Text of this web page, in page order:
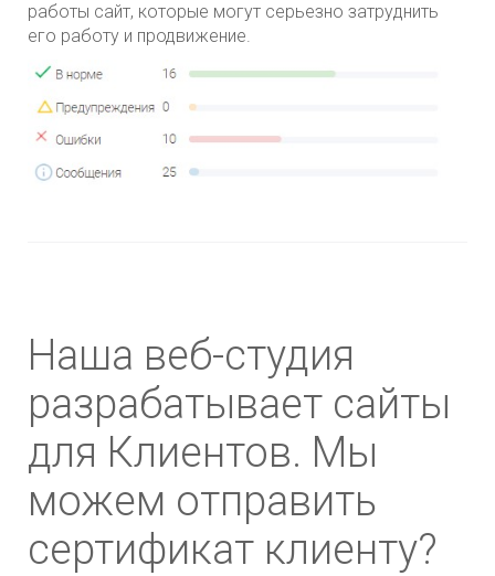
работы сайт, которые могут серьезно затруднить
его работу и продвижение.
Наша веб-студия
разрабатывает сайты
для Клиентов. Мы
можем отправить
сертификат клиенту?